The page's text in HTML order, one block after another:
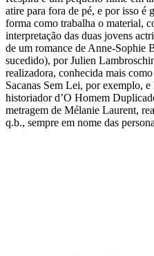
atire para fora de pé, e por isso é
forma como trabalha o material,
interpretação das duas jovens
de um romance de Anne-Sophie
sucedido), por Julien
realizadora, conhecida mais
Sacanas Sem Lei, por exemplo,
historiador d’O Homem
metragem de Mélanie Laurent,
q.b., sempre em nome das